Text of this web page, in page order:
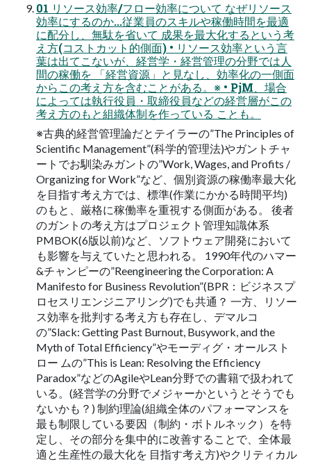
01 リソース効率/フロー効率について なぜリソース
効率にするのか...従業員のスキルや稼働時間を最適
に配分し、無駄を省いて 成果を最大化するという考
え方(コストカット的側面) • リソース効率という言
葉は出てこないが、経営学・経営管理の分野では人
間の稼働を 「経営資源」と見なし、効率化の一側面
からこの考え方を含むことがある。※ • PjM、場合
によっては執行役員・取締役員などの経営層がこの
考え方のもと組織体制を作っている ことも。
※古典的経営管理論だとテイラーの”The Principles of
Scientific Management”(科学的管理法)やガントチャ
ートでお馴染みガントの”Work, Wages, and Profits /
Organizing for Work”など、個別資源の稼働率最大化
を目指す考え方では、標準(作業にかかる時間平均)
のもと、厳格に稼働率を重視する側面がある。 後者
のガントの考え方はプロジェクト管理知識体系
PMBOK(6版以前)など、ソフトウェア開発において
も影響を与えていたと思われる。 1990年代のハマー
&チャンピーの”Reengineering the Corporation: A
Manifesto for Business Revolution”(BPR：ビジネスプ
ロセスリエンジニアリング)でも共通？ 一方、リソー
ス効率を批判する考え方も存在し、デマルコ
の”Slack: Getting Past Burnout, Busywork, and the
Myth of Total Efficiency”やモーディグ・オールスト
ロー ムの”This is Lean: Resolving the Efficiency
Paradox”などのAgileやLean分野での書籍で扱われて
いる。(経営学の分野でメジャーかというとそうでも
ないかも？) 制約理論(組織全体のパフォーマンスを
最も制限している要因（制約・ボトルネック）を特
定し、その部分を集中的に改善することで、全体最
適と生産性の最大化を 目指す考え方)やクリティカル